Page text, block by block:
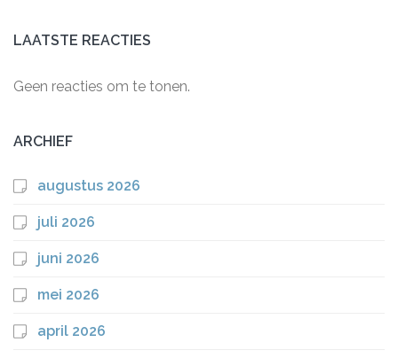
LAATSTE REACTIES
Geen reacties om te tonen.
ARCHIEF
augustus 2026
juli 2026
juni 2026
mei 2026
april 2026